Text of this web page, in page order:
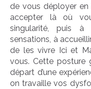
de vous déployer
accepter là où
singularité, puis
sensations, à
de les vivre Ici et
vous. Cette posture
départ d’une
on travaille vos